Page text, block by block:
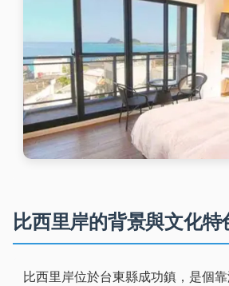
比西里岸的背景與文化特
比西里岸位於台東縣成功鎮，是個